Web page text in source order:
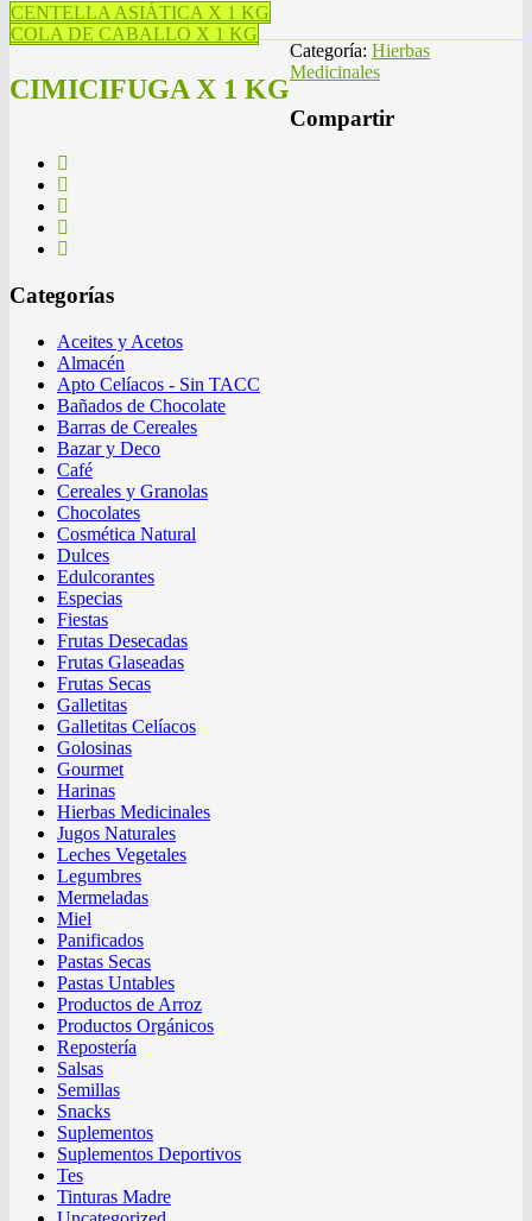
CENTELLA ASIÁTICA X 1 KG
COLA DE CABALLO X 1 KG
CIMICIFUGA X 1 KG
Categoría: Hierbas
Medicinales
Compartir
Categorías
Aceites y Acetos
Almacén
Apto Celíacos - Sin TACC
Bañados de Chocolate
Barras de Cereales
Bazar y Deco
Café
Cereales y Granolas
Chocolates
Cosmética Natural
Dulces
Edulcorantes
Especias
Fiestas
Frutas Desecadas
Frutas Glaseadas
Frutas Secas
Galletitas
Galletitas Celíacos
Golosinas
Gourmet
Harinas
Hierbas Medicinales
Jugos Naturales
Leches Vegetales
Legumbres
Mermeladas
Miel
Panificados
Pastas Secas
Pastas Untables
Productos de Arroz
Productos Orgánicos
Repostería
Salsas
Semillas
Snacks
Suplementos
Suplementos Deportivos
Tes
Tinturas Madre